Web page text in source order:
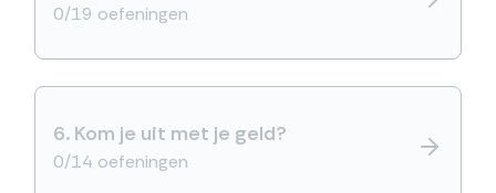
0/19 oefeningen
6. Kom je uit met je geld?
0/14 oefeningen